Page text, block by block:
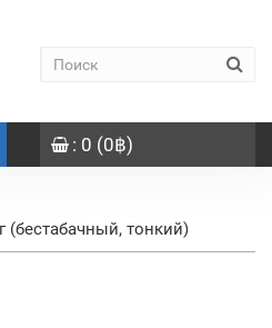
: 0 (0฿)
(бестабачный, тонкий)